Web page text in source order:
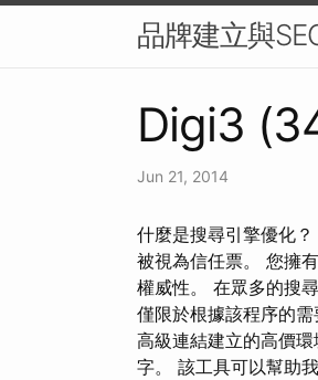
品牌建立與
Digi3
Jun 21, 2014
什麼是搜尋引擎優化
被視為信任票。 您擁
權威性。 在眾多的搜
僅限於根據該程序的
高級連結建立的高價
字。 該工具可以幫助